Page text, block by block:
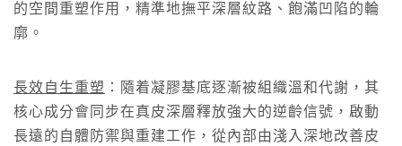
的空間重塑作用，精準地撫平深層紋路、飽滿凹陷的輪
廓。
長效自生重塑 ：隨着凝膠基底逐漸被組織溫和代謝，其
核心成分會同步在真皮深層釋放強大的逆齡信號，啟動
長遠的自體防禦與重建工作，從內部由淺入深地改善皮